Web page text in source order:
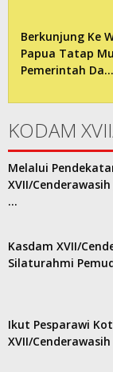
Berkunjung Ke
Papua Tatap
Pemerintah Da…
KODAM
Melalui
XVII/
…
Kasdam XVII/
Silaturahmi
Ikut Pesparawi
XVII/